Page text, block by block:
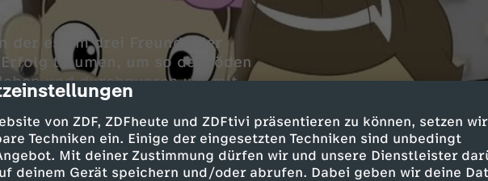
von ZDF, ZDFheute und ZDFtivi präsentieren zu können, setzen wir
Techniken ein. Einige der eingesetzten Techniken sind unbedingt
Mit deiner Zustimmung dürfen wir und unsere Dienstleister
deinem Gerät speichern und/oder abrufen. Dabei geben wir deine
der es um drei Freunde der
träumen, um so dem öden
und durchqueren wir mit
des YouTube-/Social Media
groß inszenierten Drama für